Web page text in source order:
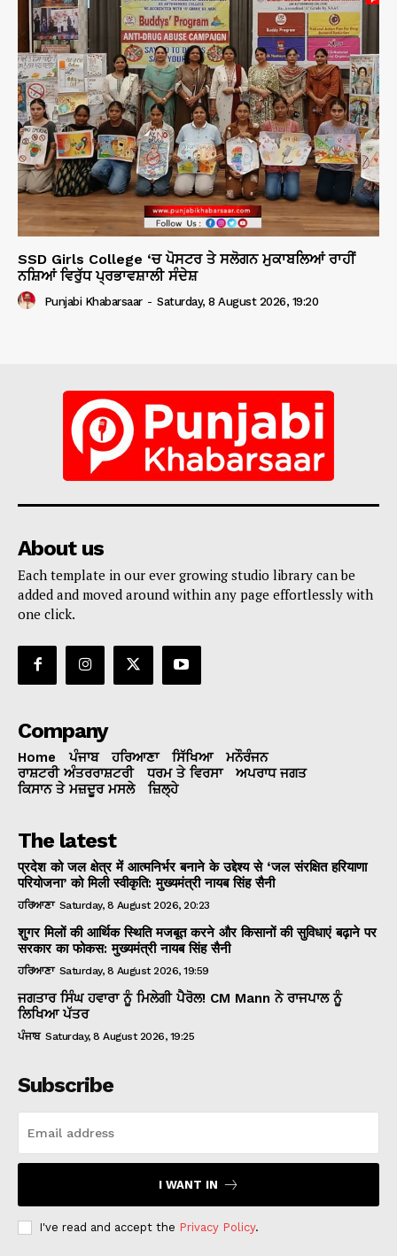
SSD Girls College ‘ਚ ਪੋਸਟਰ ਤੇ ਸਲੋਗਨ ਮੁਕਾਬਲਿਆਂ ਰਾਹੀਂ
ਨਸ਼ਿਆਂ ਵਿਰੁੱਧ ਪ੍ਰਭਾਵਸ਼ਾਲੀ ਸੰਦੇਸ਼
Punjabi Khabarsaar - Saturday, 8 August 2026, 19:20
About us
Each template in our ever growing studio library can be
added and moved around within any page effortlessly with
one click.
Company
Home ਪੰਜਾਬ ਹਰਿਆਣਾ ਸਿੱਖਿਆ
ਮਨੌਰੰਜਨ
ਰਾਸ਼ਟਰੀ ਅੰਤਰਰਾਸ਼ਟਰੀ
ਧਰਮ ਤੇ ਵਿਰਸਾ
ਅਪਰਾਧ ਜਗਤ
ਕਿਸਾਨ ਤੇ ਮਜ਼ਦੂਰ ਮਸਲੇ
ਜ਼ਿਲ੍ਹੇ
The latest
प्रदेश को जल क्षेत्र में आत्मनिर्भर बनाने के उद्देश्य से ‘जल संरक्षित हरियाणा
परियोजना’ को मिली स्वीकृति: मुख्यमंत्री नायब सिंह सैनी
ਹਰਿਆਣਾ Saturday, 8 August 2026, 20:23
शुगर मिलों की आर्थिक स्थिति मजबूत करने और किसानों की सुविधाएं बढ़ाने पर
सरकार का फोकस: मुख्यमंत्री नायब सिंह सैनी
ਹਰਿਆਣਾ Saturday, 8 August 2026, 19:59
ਜਗਤਾਰ ਸਿੰਘ ਹਵਾਰਾ ਨੂੰ ਮਿਲੇਗੀ ਪੈਰੋਲ! CM Mann ਨੇ ਰਾਜਪਾਲ ਨੂੰ
ਲਿਖਿਆ ਪੱਤਰ
ਪੰਜਾਬ Saturday, 8 August 2026, 19:25
Subscribe
I WANT IN
I've read and accept the Privacy Policy.